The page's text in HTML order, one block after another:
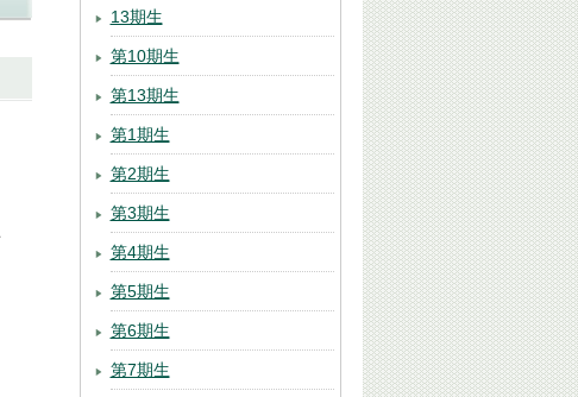
13期生
第10期生
第13期生
第1期生
第2期生
第3期生
第4期生
第5期生
第6期生
第7期生